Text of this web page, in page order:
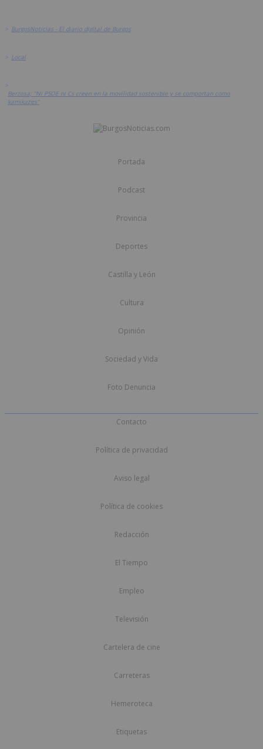
> BurgosNoticias - El diario digital de Burgos
> Local
>
Berzosa; "Ni PSOE ni Cs creen en la movilidad sostenible y se comportan como
kamikazes"
Portada
Podcast
Provincia
Deportes
Castilla y León
Cultura
Opinión
Sociedad y Vida
Foto Denuncia
Contacto
Política de privacidad
Aviso legal
Política de cookies
Redacción
El Tiempo
Empleo
Televisión
Cartelera de cine
Carreteras
Hemeroteca
Etiquetas